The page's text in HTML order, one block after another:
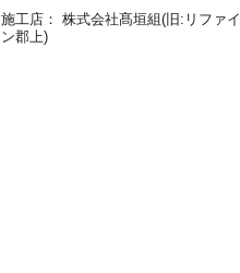
施工店： 株式会社髙垣組(旧:リファイ
ン郡上)